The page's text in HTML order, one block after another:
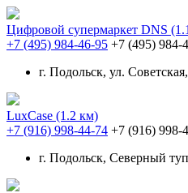
Цифровой супермаркет DNS
+7 (495) 984-46-95 +7 (495) 984-
г. Подольск, ул.
LuxCase (1.2 км)
+7 (916) 998-44-74 +7 (916) 998-
г. Подольск, Северный